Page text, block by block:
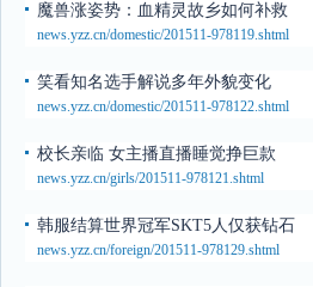
魔兽涨姿势：血精灵故乡如何补救
news.yzz.cn/domestic/201511-978119.shtml
笑看知名选手解说多年外貌变化
news.yzz.cn/domestic/201511-978122.shtml
校长亲临 女主播直播睡觉挣巨款
news.yzz.cn/girls/201511-978121.shtml
韩服结算世界冠军SKT5人仅获钻石
news.yzz.cn/foreign/201511-978129.shtml